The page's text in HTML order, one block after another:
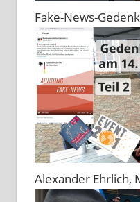
Fake-News-
Alexander Ehrlich,